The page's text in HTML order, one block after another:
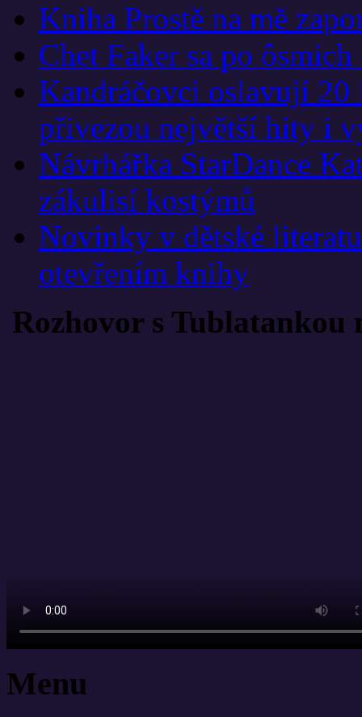
Kniha Prostě na mě
Chet Faker sa po
Kandráčovci oslavují 20
přivezou největší hity i
Návrhářka StarDance
zákulisí kostýmů
Novinky v dětské
otevřením knihy
Rozhovor s Tublatankou
Menu